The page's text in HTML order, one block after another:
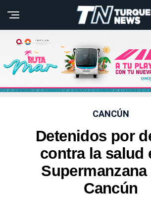
CANCÚN
Detenidos por
contra la salud
Supermanzana
Cancún